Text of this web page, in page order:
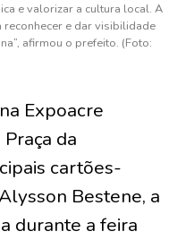
e valorizar a cultura local. A
e dar visibilidade
afirmou o prefeito. (Foto:
Expoacre
da
cartões-
Bestene, a
durante a feira